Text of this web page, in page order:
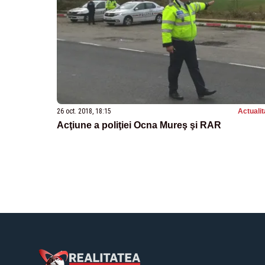
26 oct. 2018, 18:15
Acţiune a poliţiei Ocna Mureş şi RAR